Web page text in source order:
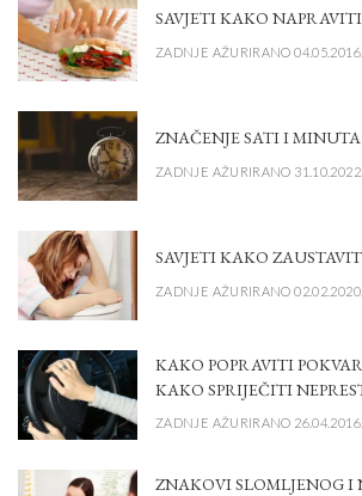
SAVJETI KAKO
ZADNJE AŽURIRANO 04.05.2016.
ZNAČENJE SATI I
ZADNJE AŽURIRANO 31.10.2022.
SAVJETI KAKO
ZADNJE AŽURIRANO 02.02.2020.
KAKO POPRAVITI
KAKO SPRIJEČITI
ZADNJE AŽURIRANO 26.04.2016.
ZNAKOVI SLOMLJENOG